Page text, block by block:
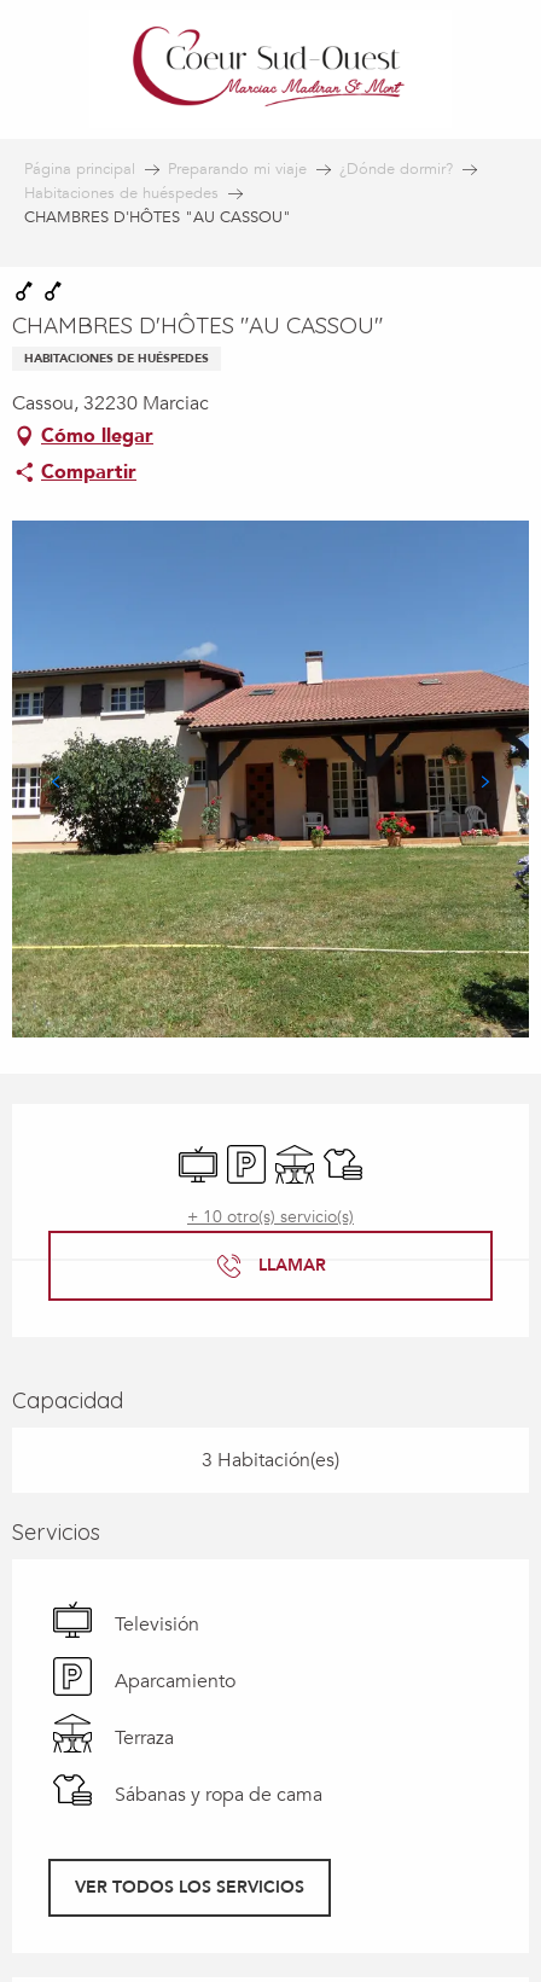
Página principal Preparando mi viaje
¿Dónde dormir?
Habitaciones de huéspedes
CHAMBRES D'HÔTES "AU CASSOU"
CHAMBRES D'HÔTES "AU CASSOU"
HABITACIONES DE HUÉSPEDES
Cassou, 32230 Marciac
Cómo llegar
Compartir
TelevisiónAparcamiento
TerrazaSábanas y ropa de cama
+ 10 otro(s) servicio(s)
LLAMAR
Capacidad
3 Habitación(es)
Servicios
Televisión
Aparcamiento
Terraza
Sábanas y ropa de cama
VER TODOS LOS SERVICIOS